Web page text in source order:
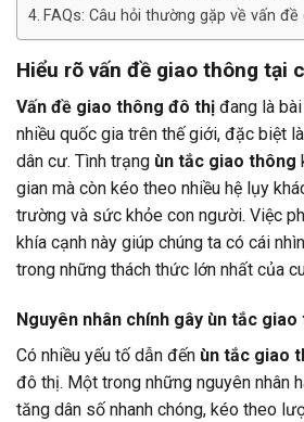
FAQs: Câu hỏi thường gặp về vấn
Hiểu rõ vấn đề giao thông tại
Vấn đề giao thông đô thị đang là
nhiều quốc gia trên thế giới, đặc biệt
dân cư. Tình trạng ùn tắc giao thông
gian mà còn kéo theo nhiều hệ lụy
trường và sức khỏe con người. Việc
khía cạnh này giúp chúng ta có cái
trong những thách thức lớn nhất của
Nguyên nhân chính gây ùn tắc giao
Có nhiều yếu tố dẫn đến ùn tắc giao
đô thị. Một trong những nguyên nhân
tăng dân số nhanh chóng, kéo theo